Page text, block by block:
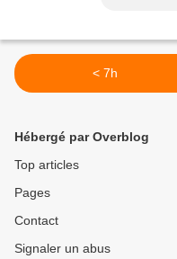
< 7h
Hébergé par Overblog
Top articles
Pages
Contact
Signaler un abus